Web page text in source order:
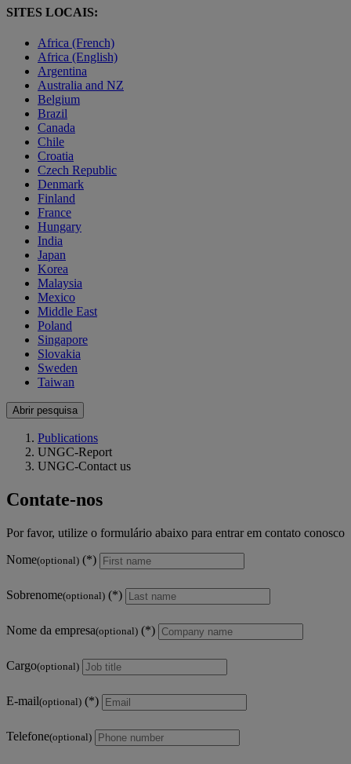
SITES LOCAIS:
Africa (French)
Africa (English)
Argentina
Australia and NZ
Belgium
Brazil
Canada
Chile
Croatia
Czech Republic
Denmark
Finland
France
Hungary
India
Japan
Korea
Malaysia
Mexico
Middle East
Poland
Singapore
Slovakia
Sweden
Taiwan
Abrir pesquisa
Publications
UNGC-Report
UNGC-Contact us
Contate-nos
Por favor, utilize o formulário abaixo para entrar em contato conosco
Nome(optional)
Sobrenome(optional)
Nome da empresa(optional)
Cargo(optional)
E-mail(optional)
Telefone(optional)